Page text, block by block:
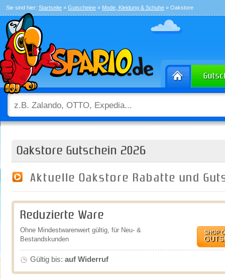
Sie sind hier: Startseite » Gutscheine » Mode, Kleidung & Schuhe » Oakstore
Oakstore Gutschein 2026
Aktuelle Oakstore Rabatte und
Reduzierte Ware
Ohne Mindestwarenwert gültig, für Neu- &
Bestandskunden
SHOP
Gültig bis: auf Widerruf